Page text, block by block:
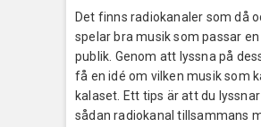
Det finns radiokanaler som då
spelar bra musik som passar
publik. Genom att lyssna på
få en idé om vilken musik som
kalaset. Ett tips är att du
sådan radiokanal tillsammans